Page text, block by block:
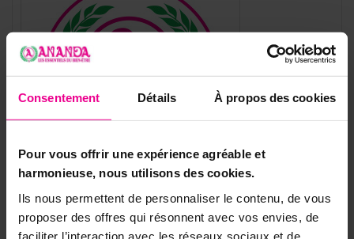
Consentement Détails À propos des cookies
Pour vous offrir une expérience agréable et
harmonieuse, nous utilisons des cookies.
Ils nous permettent de personnaliser le contenu, de vous
proposer des offres qui résonnent avec vos envies, de
faciliter l’interaction avec les réseaux sociaux et de